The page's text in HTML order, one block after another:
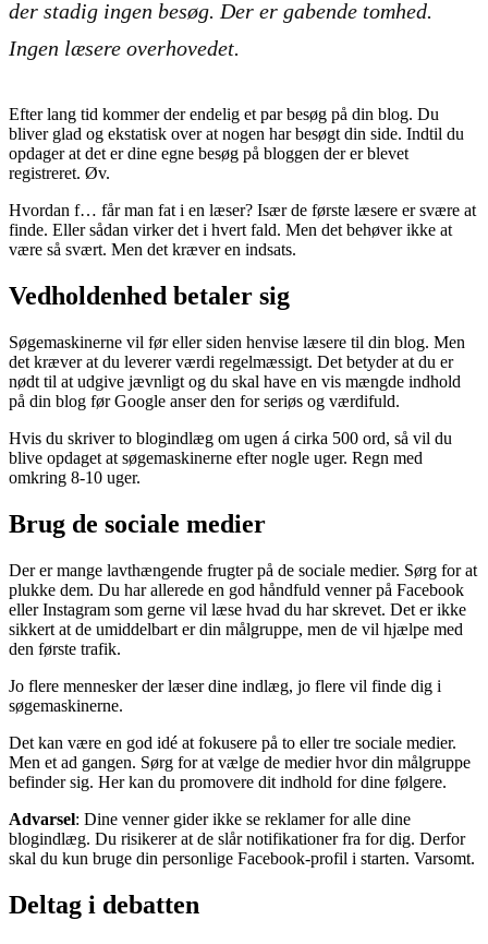
der stadig ingen besøg. Der er gabende tomhed.
Ingen læsere overhovedet.
Efter lang tid kommer der endelig et par besøg på din blog. Du
bliver glad og ekstatisk over at nogen har besøgt din side. Indtil du
opdager at det er dine egne besøg på bloggen der er blevet
registreret. Øv.
Hvordan f… får man fat i en læser? Især de første læsere er svære at
finde. Eller sådan virker det i hvert fald. Men det behøver ikke at
være så svært. Men det kræver en indsats.
Vedholdenhed betaler sig
Søgemaskinerne vil før eller siden henvise læsere til din blog. Men
det kræver at du leverer værdi regelmæssigt. Det betyder at du er
nødt til at udgive jævnligt og du skal have en vis mængde indhold
på din blog før Google anser den for seriøs og værdifuld.
Hvis du skriver to blogindlæg om ugen á cirka 500 ord, så vil du
blive opdaget at søgemaskinerne efter nogle uger. Regn med
omkring 8-10 uger.
Brug de sociale medier
Der er mange lavthængende frugter på de sociale medier. Sørg for at
plukke dem. Du har allerede en god håndfuld venner på Facebook
eller Instagram som gerne vil læse hvad du har skrevet. Det er ikke
sikkert at de umiddelbart er din målgruppe, men de vil hjælpe med
den første trafik.
Jo flere mennesker der læser dine indlæg, jo flere vil finde dig i
søgemaskinerne.
Det kan være en god idé at fokusere på to eller tre sociale medier.
Men et ad gangen. Sørg for at vælge de medier hvor din målgruppe
befinder sig. Her kan du promovere dit indhold for dine følgere.
Advarsel: Dine venner gider ikke se reklamer for alle dine
blogindlæg. Du risikerer at de slår notifikationer fra for dig. Derfor
skal du kun bruge din personlige Facebook-profil i starten. Varsomt.
Deltag i debatten